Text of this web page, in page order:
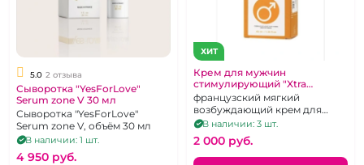
5.0 2 отзыва
Сыворотка "YesForLove"
Serum zone V 30 мл
Сыворотка "YesForLove"
Serum zone V, объём 30 мл
В наличии: 1 шт.
4 950 pуб.
ХИТ
Крем для мужчин
стимулирующий "Xtra
Erection" 40 мл
французский мягкий
возбуждающий крем для
мужчин.
В наличии: 3 шт.
2 000 pуб.